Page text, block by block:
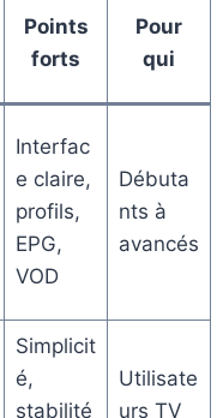
Points
forts
Pour
qui
Interfac
e claire,
profils,
EPG,
VOD
Débuta
nts à
avancés
Simplicit
é,
stabilité
Utilisate
urs TV